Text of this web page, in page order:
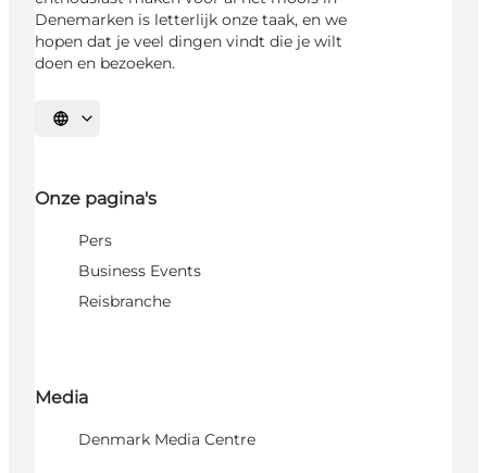
Denemarken is letterlijk onze taak, en we
hopen dat je veel dingen vindt die je wilt
doen en bezoeken.
Selecteer taal
Onze pagina's
Pers
Business Events
Reisbranche
Media
Denmark Media Centre